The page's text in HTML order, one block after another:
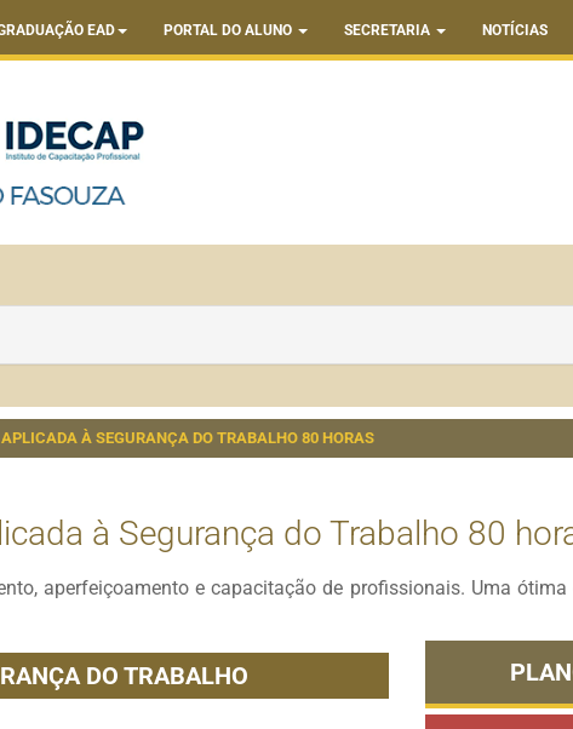
EAD PORTAL DO ALUNO SECRETARIA NOTÍCIAS
À SEGURANÇA DO TRABALHO 80 HORAS
à Segurança do Trabalho 80
aperfeiçoamento e capacitação de profissionais. Uma
DO TRABALHO